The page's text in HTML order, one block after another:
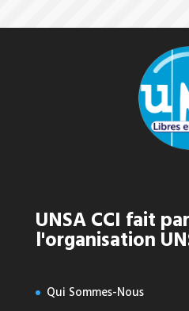
UNSA CCI fait
l'organisation
Qui Sommes-Nous